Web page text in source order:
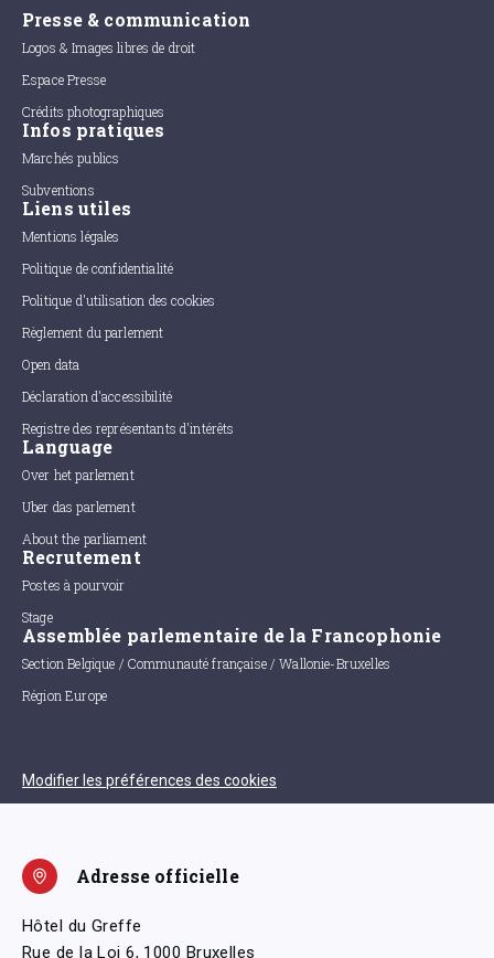
Presse & communication
Logos & Images libres de droit
Espace Presse
Crédits photographiques
Infos pratiques
Marchés publics
Subventions
Liens utiles
Mentions légales
Politique de confidentialité
Politique d'utilisation des cookies
Règlement du parlement
Open data
Déclaration d'accessibilité
Registre des représentants d'intérêts
Language
Over het parlement
Uber das parlement
About the parliament
Recrutement
Postes à pourvoir
Stage
Assemblée parlementaire de la Francophonie
Section Belgique / Communauté française / Wallonie-Bruxelles
Région Europe
Modifier les préférences des cookies
Adresse officielle
Hôtel du Greffe
Rue de la Loi 6, 1000 Bruxelles